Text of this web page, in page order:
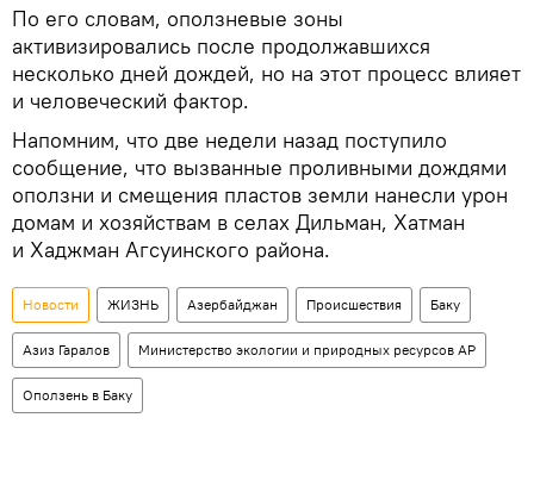
По его словам, оползневые зоны
активизировались после продолжавшихся
несколько дней дождей, но на этот процесс влияет
и человеческий фактор.
Напомним, что две недели назад поступило
сообщение, что вызванные проливными дождями
оползни и смещения пластов земли нанесли урон
домам и хозяйствам в селах Дильман, Хатман
и Хаджман Агсуинского района.
Новости ЖИЗНЬ Азербайджан Происшествия Баку
Азиз Гаралов Министерство экологии и природных ресурсов АР
Оползень в Баку